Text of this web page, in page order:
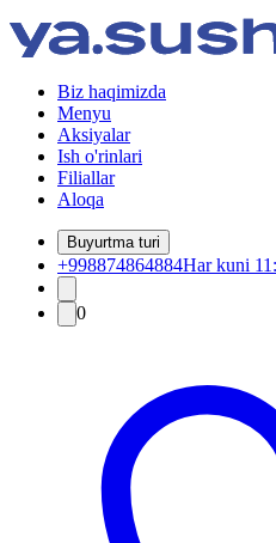
Biz haqimizda
Menyu
Aksiyalar
Ish o'rinlari
Filiallar
Aloqa
Buyurtma turi
+998874864884Har kuni
0